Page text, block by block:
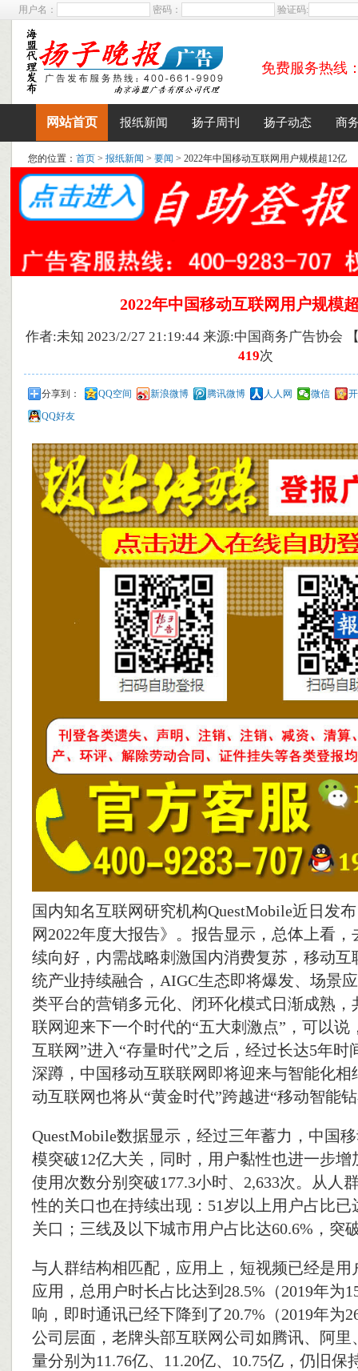
用户名： 密码： 验证码:
免费服务热线
网站首页 报纸新闻 扬子周刊 扬子动态 商
您的位置： 首页 > 报纸新闻 > 要闻 > 2022年中国移动互联网用户规模超12亿
2022年中国移动互联网用户规模
作者:未知 2023/2/27 21:19:44 来源:中国商务广告协会
419次
分享到： QQ空间 新浪微博 腾讯微博 人人网 微信
QQ好友
国内知名互联网研究机构QuestMobile近日发
网2022年度大报告》。报告显示，总体上看
续向好，内需战略刺激国内消费复苏，移动互
统产业持续融合，AIGC生态即将爆发、场景
类平台的营销多元化、闭环化模式日渐成熟，
联网迎来下一个时代的“五大刺激点”，可以说
互联网”进入“存量时代”之后，经过长达5年时
深蹲，中国移动互联联网即将迎来与智能化相
动互联网也将从“黄金时代”跨越进“移动智能
QuestMobile数据显示，经过三年蓄力，中国
模突破12亿大关，同时，用户黏性也进一步
使用次数分别突破177.3小时、2,633次。从人
性的关口也在持续出现：51岁以上用户占比已
关口；三线及以下城市用户占比达60.6%，突
与人群结构相匹配，应用上，短视频已经是用
应用，总用户时长占比达到28.5%（2019年为
响，即时通讯已经下降到了20.7%（2019年为
公司层面，老牌头部互联网公司如腾讯、阿里
量分别为11.76亿、11.20亿、10.75亿，仍旧保